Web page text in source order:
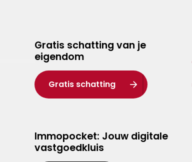
Gratis schatting van je
eigendom
Gratis schatting
Immopocket: Jouw digitale
vastgoedkluis